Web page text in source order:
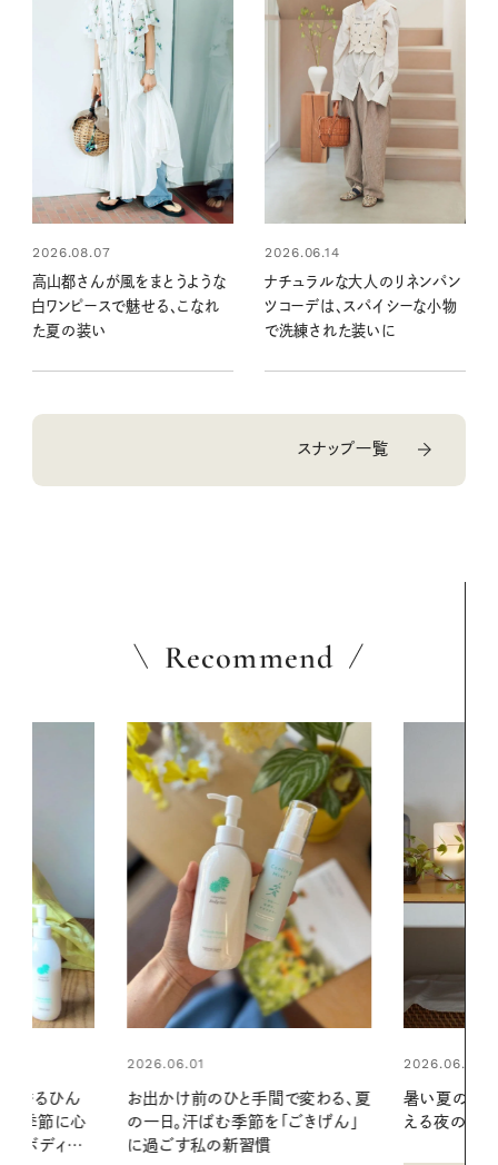
2026.08.07
高山都さんが風をまとうような
白ワンピースで魅せる、こなれ
た夏の装い
2026.06.14
ナチュラルな大人のリネンパン
ツコーデは、スパイシーな小物
で洗練された装いに
スナップ一覧
Recommend
変わる、夏
ごきげん」
2026.06.01
暑い夏のナイトルーティン。私を整
える夜の爽やかご褒美ケア
2026.07.21